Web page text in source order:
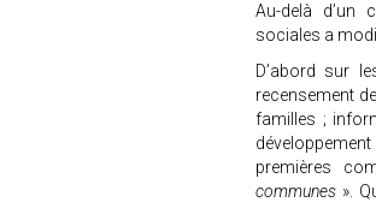
Au-delà d’un
sociales a
D’abord sur
recensement
familles ;
premières
communes ».